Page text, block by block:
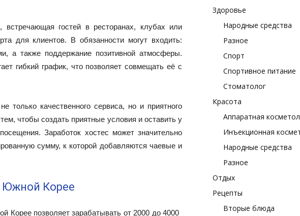
гостей в ресторанах, клубах или
для клиентов. В обязанности могут входить:
а также поддержание позитивной атмосферы.
гибкий график, что позволяет совмещать её с
качественного сервиса, но и приятного
чтобы создать приятные условия и оставить у
Заработок хостес может значительно
сумму, к которой добавляются чаевые и
Южной Корее
Корее позволяет зарабатывать от 2000 до 4000
Здоровье
Народные средства
Разное
Спорт
Спортивное питание
Стоматолог
Красота
Аппаратная
Инъекционная
Народные средства
Разное
Отдых
Рецепты
Вторые блюда